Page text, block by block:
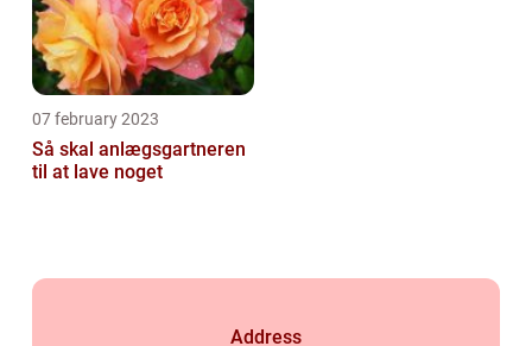
07 february 2023
Så skal anlægsgartneren
til at lave noget
Address